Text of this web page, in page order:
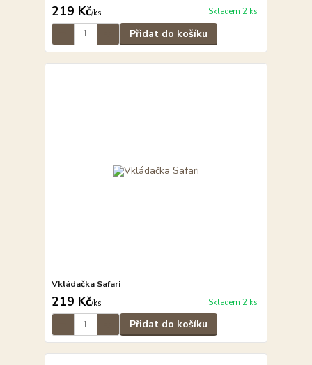
219 Kč/ks Skladem 2 ks
Přidat do košíku
Vkládačka Safari
219 Kč/ks Skladem 2 ks
Přidat do košíku